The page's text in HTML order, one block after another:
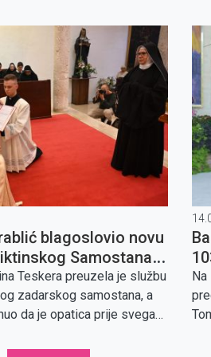
blagoslovio novu
Samostana
Teskera preuzela je službu
zadarskog samostana, a
da je opatica prije svega